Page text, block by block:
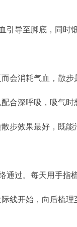
引导至脚底，同时
会消耗气血，散步
合深呼吸，吸气时
步效果最好，既能
通过。每天用手
线开始，向后梳